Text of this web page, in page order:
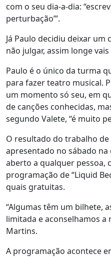
com o seu dia-a-dia:
perturbação’”.
Já Paulo decidiu deixar um
não julgar, assim longe vais
Paulo é o único da turma
para fazer teatro musical.
um momento só seu, em
de canções conhecidas,
segundo Valete, “é muito
O resultado do trabalho
apresentado no sábado na
aberto a qualquer pessoa,
programação de “Liquid
quais gratuitas.
“Algumas têm um bilhete,
limitada e aconselhamos
Martins.
A programação acontece